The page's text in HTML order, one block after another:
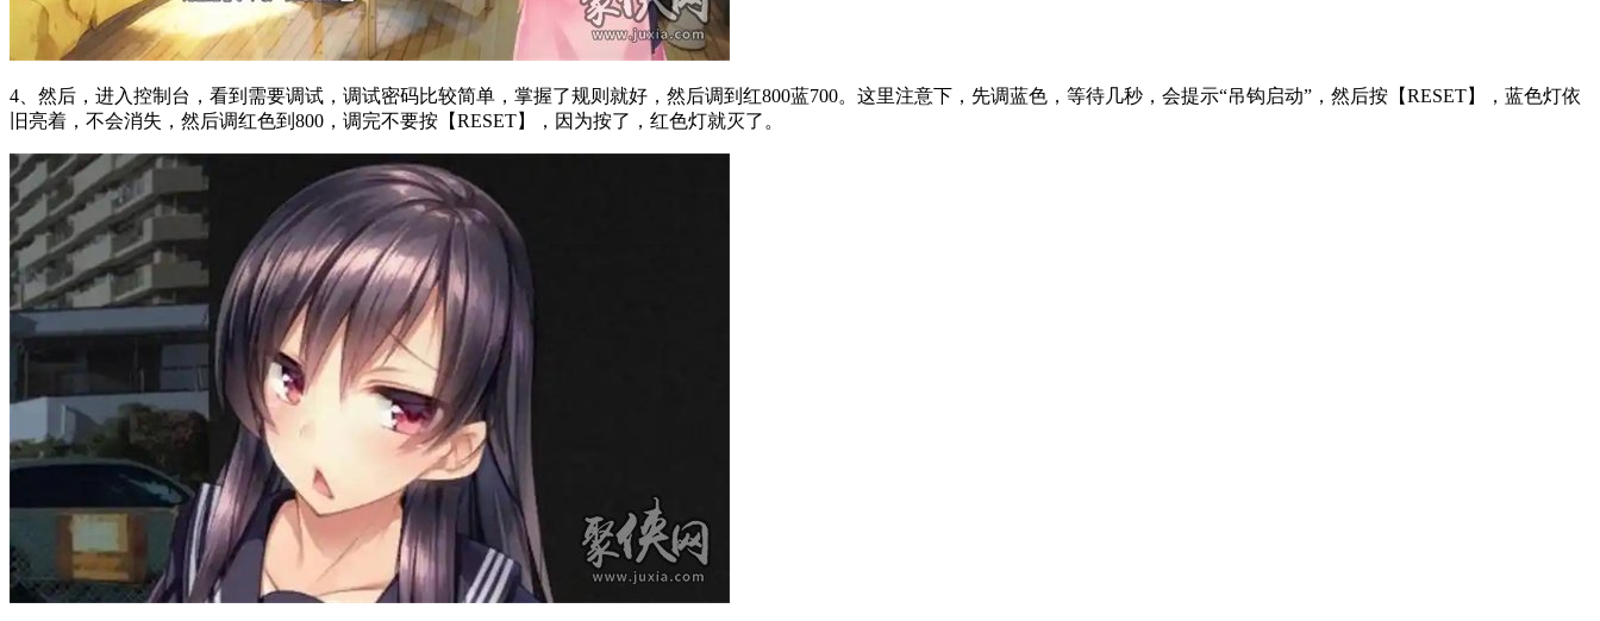
4、然后，进入控制台，看到需要调试，调试密码比较简单，掌握了规则就好，然后调到红800蓝700。这里注意下，先调蓝色，等待几秒，会提示“吊钩启动”，然后按【RESET】，蓝色灯依
旧亮着，不会消失，然后调红色到800，调完不要按【RESET】，因为按了，红色灯就灭了。